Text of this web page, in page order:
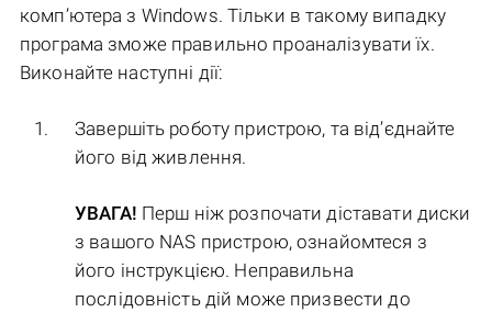
комп’ютера з Windows. Тільки в такому випадку
програма зможе правильно проаналізувати їх.
Виконайте наступні дії:
Завершіть роботу пристрою, та від’єднайте
його від живлення.
УВАГА! Перш ніж розпочати діставати диски
з вашого NAS пристрою, ознайомтеся з
його інструкцією. Неправильна
послідовність дій може призвести до